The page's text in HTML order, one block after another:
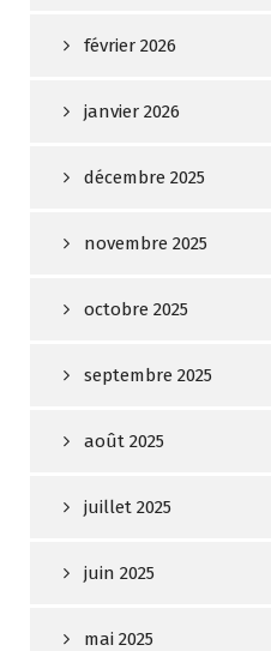
février 2026
janvier 2026
décembre 2025
novembre 2025
octobre 2025
septembre 2025
août 2025
juillet 2025
juin 2025
mai 2025